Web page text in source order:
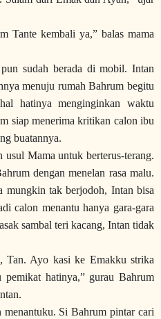
Tante kembali ya,” balas mama
sudah berada di mobil. Intan
menuju rumah Bahrum begitu
hatinya menginginkan waktu
siap menerima kritikan calon ibu
buatannya.
usul Mama untuk berterus-terang.
dengan menelan rasa malu.
mungkin tak berjodoh, Intan bisa
calon menantu hanya gara-gara
sambal teri kacang, Intan tidak
Tan. Ayo kasi ke Emakku strika
hatinya,” gurau Bahrum
Si Bahrum pintar cari